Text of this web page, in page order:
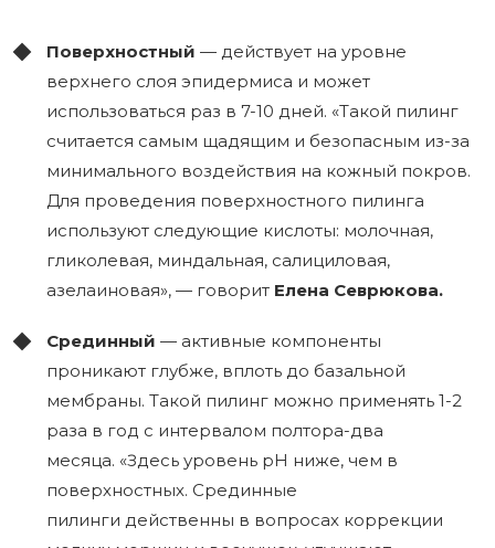
Поверхностный — действует на уровне
верхнего слоя эпидермиса и может
использоваться раз в 7-10 дней. «Такой пилинг
считается самым щадящим и безопасным из-за
минимального воздействия на кожный покров.
Для проведения поверхностного пилинга
используют следующие кислоты: молочная,
гликолевая, миндальная, салициловая,
азелаиновая», — говорит Елена Севрюкова.
Срединный — активные компоненты
проникают глубже, вплоть до базальной
мембраны. Такой пилинг можно применять 1-2
раза в год с интервалом полтора-два
месяца. «Здесь уровень pH ниже, чем в
поверхностных. Срединные
пилинги действенны в вопросах коррекции